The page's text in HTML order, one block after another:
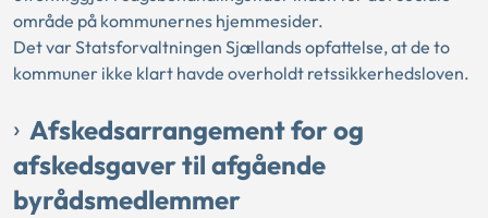
område på kommunernes hjemmesider.
Det var Statsforvaltningen Sjællands opfattelse, at de to
kommuner ikke klart havde overholdt retssikkerhedsloven.
Afskedsarrangement for og
afskedsgaver til afgående
byrådsmedlemmer